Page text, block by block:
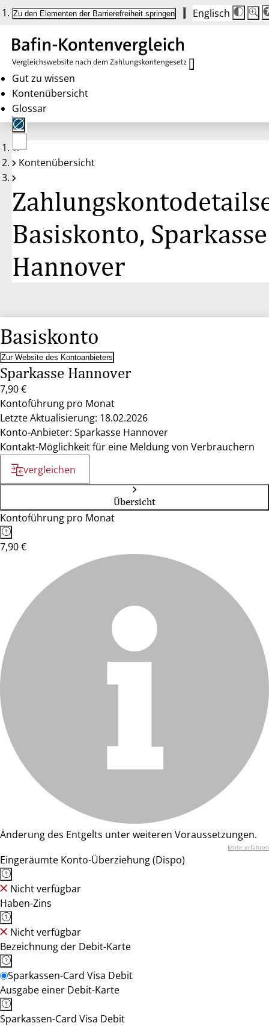
Zu den Elementen der Barrierefreiheit springen Englisch
Die
auf
100
100
Gut zu wissen
Kontenübersicht
Glossar
Keine
Konten
Kontenübersicht
Basiskonto, Sparkasse
Hannover
Basiskonto
Zur Website des Kontoanbieters
Sparkasse Hannover
7,90 €
Kontoführung pro Monat
Letzte Aktualisierung: 18.02.2026
Konto-Anbieter: Sparkasse Hannover
Kontakt-Möglichkeit für eine Meldung von Verbrauchern
vergleichen
Übersicht
Kontoführung pro Monat
7,90 €
Änderung des Entgelts unter weiteren Voraussetzungen.
Mehr erfahren
Eingeräumte Konto-Überziehung (Dispo)
Nicht verfügbar
Haben-Zins
Nicht verfügbar
Bezeichnung der Debit-Karte
Sparkassen-Card Visa Debit
Ausgabe einer Debit-Karte
Sparkassen-Card Visa Debit